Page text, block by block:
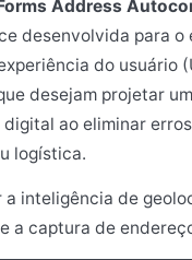
Address
desenvolvida para o
do usuário
desejam projetar
ao eliminar
logística.
a inteligência de
a captura de